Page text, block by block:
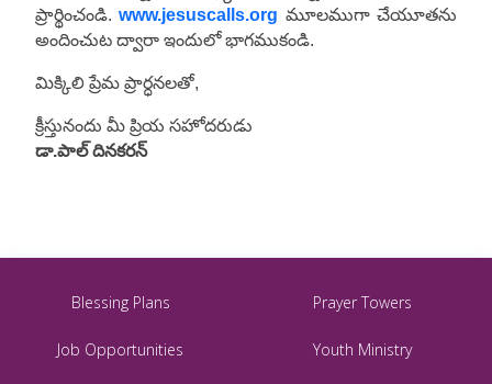
ప్రార్థించండి.www.jesuscalls.org మూలముగా చేయూతను
అందించుట ద్వారా ఇందులో భాగముకండి.
మిక్కిలి ప్రేమ ప్రార్ధనలతో,
క్రీస్తునందు మీ ప్రియ సహోదరుడు
డా.పాల్ దినకరన్
Blessing Plans Prayer Towers
Job Opportunities Youth Ministry